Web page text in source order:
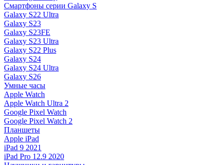
Смартфоны серии Galaxy S
Galaxy S22 Ultra
Galaxy S23
Galaxy S23FE
Galaxy S23 Ultra
Galaxy S22 Plus
Galaxy S24
Galaxy S24 Ultra
Galaxy S26
Умные часы
Apple Watch
Apple Watch Ultra 2
Google Pixel Watch
Google Pixel Watch 2
Планшеты
Apple iPad
iPad 9 2021
iPad Pro 12.9 2020